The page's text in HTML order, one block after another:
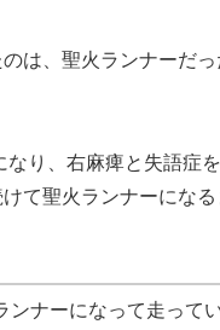
は、聖火ランナーだ
なり、右麻痺と失語症
て聖火ランナーにな
ンナーになって走って